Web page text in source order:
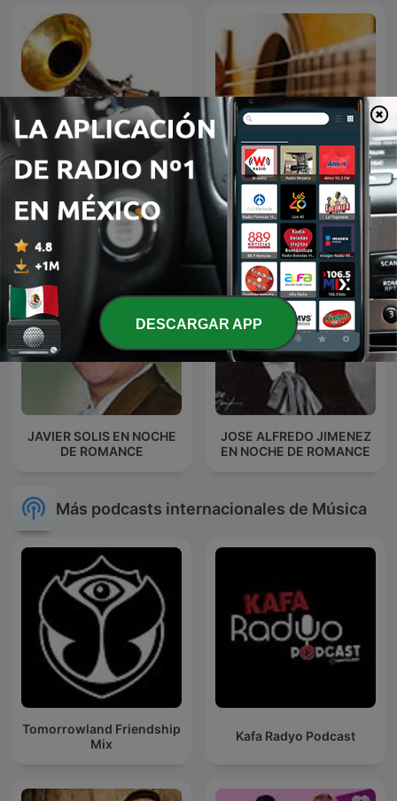
El fonógrafo una
revolución en el sonido
BOLEROS Y TRIOS
ROMANTICOS
JAVIER SOLIS EN NOCHE
DE ROMANCE
JOSE ALFREDO JIMENEZ
EN NOCHE DE ROMANCE
Más podcasts internacionales de Música
Tomorrowland Friendship
Mix
Kafa Radyo Podcast
DESCARGAR APP